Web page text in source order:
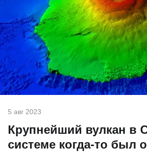
5 авг 2023
Крупнейший вулкан в
системе когда-то был